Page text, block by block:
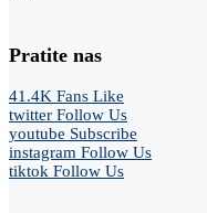
Pratite nas
41.4K Fans Like
twitter Follow Us
youtube Subscribe
instagram Follow Us
tiktok Follow Us